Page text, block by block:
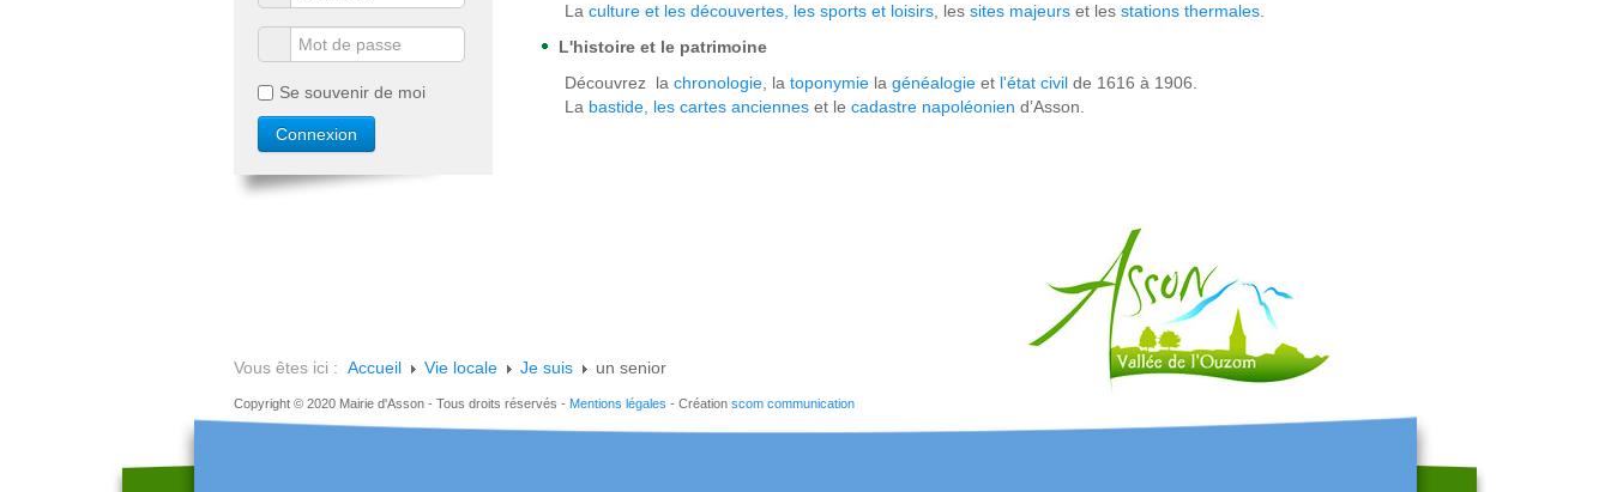
La culture et les découvertes, les sports et loisirs , les sites majeurs et les stations thermales
L'histoire et le patrimoine
Découvrez la chronologie , la toponymie la généalogie et l'état civil de 1616 à 1906.
La bastide, les cartes anciennes et le cadastre napoléonien d’Asson.
Se souvenir de moi
Vous êtes ici : Accueil Vie locale Je suis un senior
Copyright © 2020 Mairie d'Asson - Tous droits réservés - Mentions légales - Création scom communication